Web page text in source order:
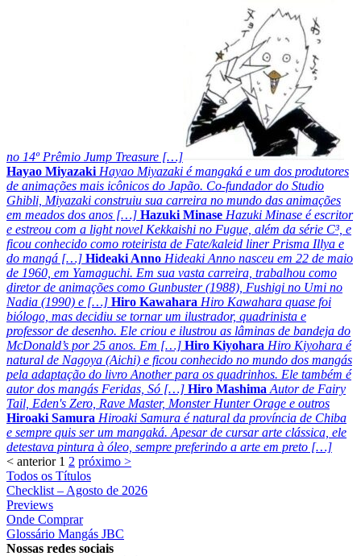
no 14º Prêmio Jump Treasure […]
Hayao Miyazaki Hayao Miyazaki é mangaká e um dos produtores
de animações mais icônicos do Japão. Co-fundador do Studio
Ghibli, Miyazaki construiu sua carreira no mundo das animações
em meados dos anos […] Hazuki Minase Hazuki Minase é escritor
e estreou com a light novel Kekkaishi no Fugue, além da série C³, e
ficou conhecido como roteirista de Fate/kaleid liner Prisma Illya e
do mangá […] Hideaki Anno Hideaki Anno nasceu em 22 de maio
de 1960, em Yamaguchi. Em sua vasta carreira, trabalhou como
diretor de animações como Gunbuster (1988), Fushigi no Umi no
Nadia (1990) e […] Hiro Kawahara Hiro Kawahara quase foi
biólogo, mas decidiu se tornar um ilustrador, quadrinista e
professor de desenho. Ele criou e ilustrou as lâminas de bandeja do
McDonald’s por 25 anos. Em […] Hiro Kiyohara Hiro Kiyohara é
natural de Nagoya (Aichi) e ficou conhecido no mundo dos mangás
pela adaptação do livro Another para os quadrinhos. Ele também é
autor dos mangás Feridas, Só […] Hiro Mashima Autor de Fairy
Tail, Eden's Zero, Rave Master, Monster Hunter Orage e outros
Hiroaki Samura Hiroaki Samura é natural da província de Chiba
e sempre quis ser um mangaká. Apesar de cursar arte clássica, ele
detestava pintura à óleo, sempre preferindo a arte em preto […]
< anterior 1 2 próximo >
Todos os Títulos
Checklist – Agosto de 2026
Previews
Onde Comprar
Glossário Mangás JBC
Nossas redes sociais